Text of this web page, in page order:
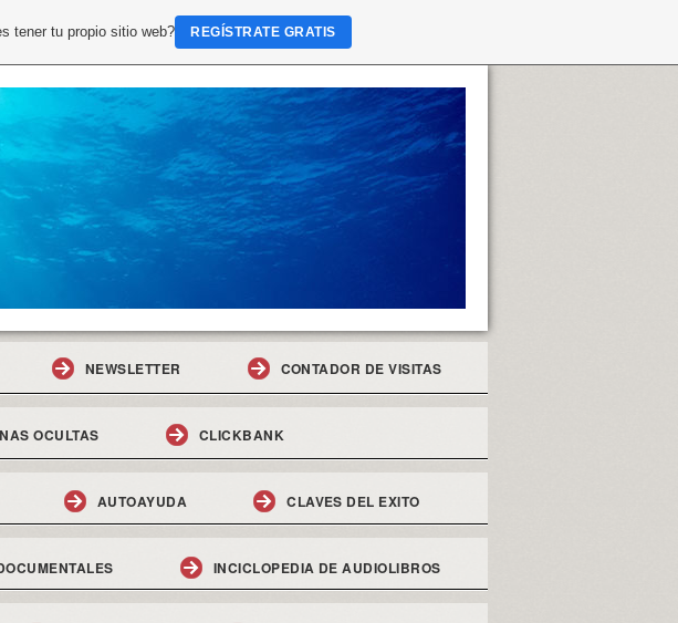
NEWSLETTER CONTADOR DE VISITAS
OCULTAS CLICKBANK
AUTOAYUDA CLAVES DEL EXITO
INCICLOPEDIA DE AUDIOLIBROS
tener tu propio sitio web? REGÍSTRATE GRATIS